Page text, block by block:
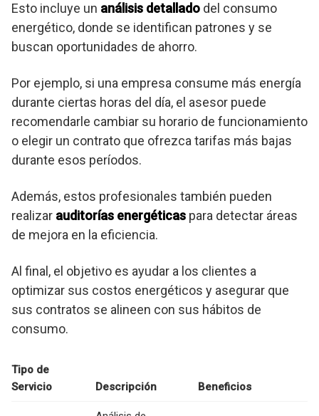
Esto incluye un análisis detallado del consumo
energético, donde se identifican patrones y se
buscan oportunidades de ahorro.
Por ejemplo, si una empresa consume más energía
durante ciertas horas del día, el asesor puede
recomendarle cambiar su horario de funcionamiento
o elegir un contrato que ofrezca tarifas más bajas
durante esos períodos.
Además, estos profesionales también pueden
realizar auditorías energéticas para detectar áreas
de mejora en la eficiencia.
Al final, el objetivo es ayudar a los clientes a
optimizar sus costos energéticos y asegurar que
sus contratos se alineen con sus hábitos de
consumo.
Tipo de
Servicio
Descripción Beneficios